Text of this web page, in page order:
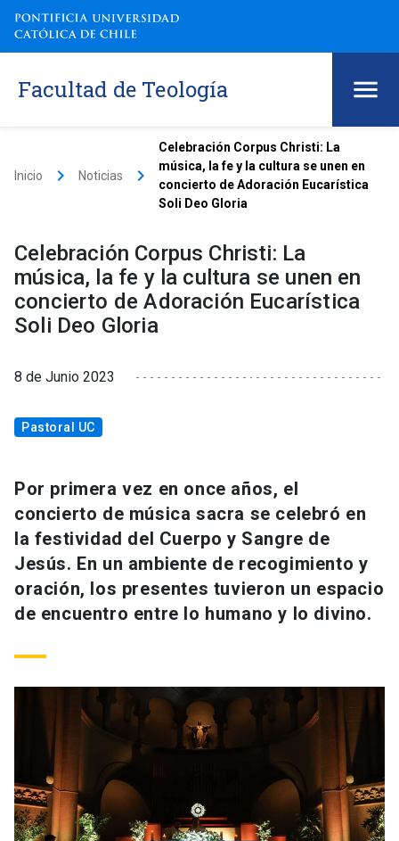
Facultad de Teología
Inicio keyboard_arrow_right Noticias keyboard_arrow_right
Celebración Corpus Christi: La
música, la fe y la cultura se unen en
concierto de Adoración Eucarística
Soli Deo Gloria
Celebración Corpus Christi: La
música, la fe y la cultura se unen en
concierto de Adoración Eucarística
Soli Deo Gloria
8 de Junio 2023
Pastoral UC
Por primera vez en once años, el
concierto de música sacra se celebró en
la festividad del Cuerpo y Sangre de
Jesús. En un ambiente de recogimiento y
oración, los presentes tuvieron un espacio
de encuentro entre lo humano y lo divino.